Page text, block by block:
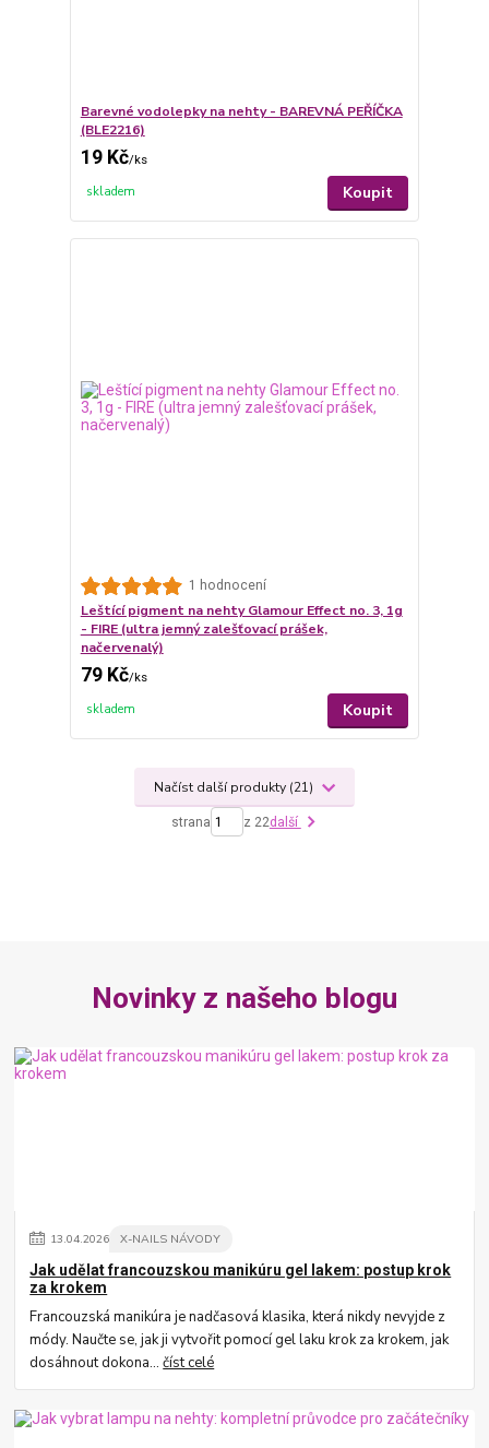
Barevné vodolepky na nehty - BAREVNÁ PEŘÍČKA
(BLE2216)
19 Kč/ks
skladem Koupit
1 hodnocení
Leštící pigment na nehty Glamour Effect no. 3, 1g
- FIRE (ultra jemný zalešťovací prášek,
načervenalý)
79 Kč/ks
skladem Koupit
Načíst další produkty (21)
strana z 22další
Novinky z našeho blogu
13.04.2026 X-NAILS NÁVODY
Jak udělat francouzskou manikúru gel lakem: postup krok
za krokem
Francouzská manikúra je nadčasová klasika, která nikdy nevyjde z
módy. Naučte se, jak ji vytvořit pomocí gel laku krok za krokem, jak
dosáhnout dokona...číst celé